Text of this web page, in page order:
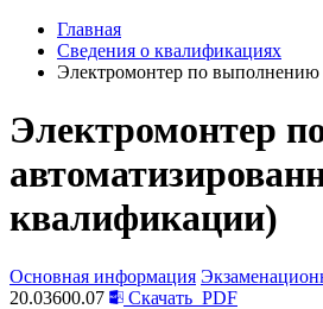
Главная
Сведения о квалификациях
Электромонтер по выполнению
Электромонтер
квалификации)
Основная информация
20.03600.07
Скачать PDF